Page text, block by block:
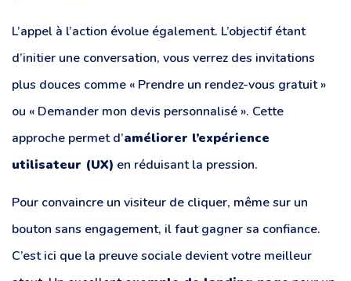
L’appel à l’action évolue également. L’objectif étant
d’initier une conversation, vous verrez des invitations
plus douces comme « Prendre un rendez-vous gratuit »
ou « Demander mon devis personnalisé ». Cette
approche permet d’améliorer l’expérience
utilisateur (UX) en réduisant la pression.
Pour convaincre un visiteur de cliquer, même sur un
bouton sans engagement, il faut gagner sa confiance.
C’est ici que la preuve sociale devient votre meilleur